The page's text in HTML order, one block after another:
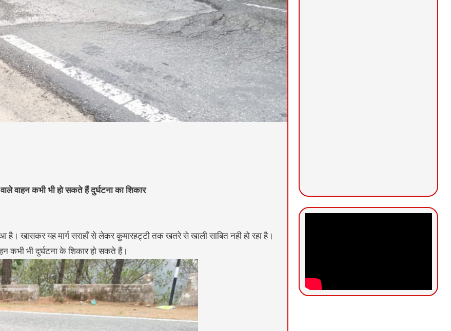
वाहन कभी भी हो सकते हैं दुर्घटना का शिकार
खासकर यह मार्ग सराहाँ से लेकर कुमारहट्टी तक खतरे से खाली साबित नही हो रहा है।
कभी भी दुर्घटना के शिकार हो सकते हैं।